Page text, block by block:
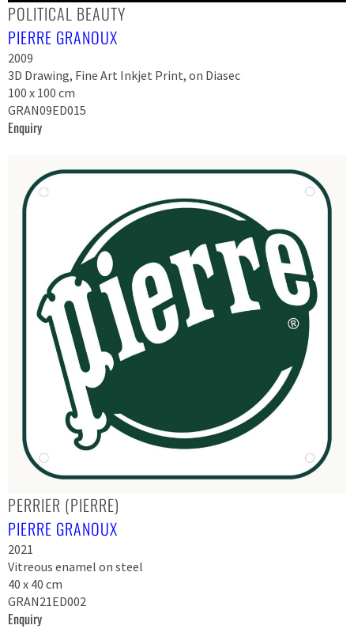
POLITICAL BEAUTY
PIERRE GRANOUX
2009
3D Drawing, Fine Art Inkjet Print, on Diasec
100 x 100 cm
GRAN09ED015
Enquiry
PERRIER (PIERRE)
PIERRE GRANOUX
2021
Vitreous enamel on steel
40 x 40 cm
GRAN21ED002
Enquiry